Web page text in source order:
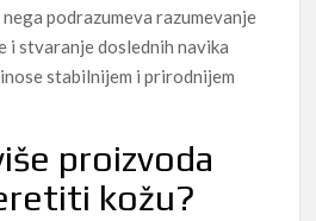
podrazumeva razumevanje
i stvaranje doslednih navika
stabilnijem i prirodnijem
proizvoda
kožu?